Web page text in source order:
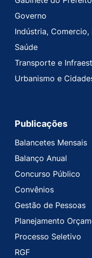
Governo
Indústria,
Saúde
Transporte e
Urbanismo e
Publicações
Balancetes Mensais
Balanço Anual
Concurso Público
Convênios
Gestão de Pessoas
Planejamento
Processo Seletivo
RGF